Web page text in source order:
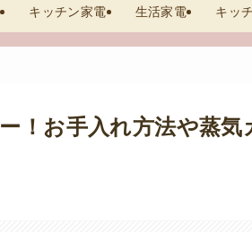
キッチン家電 生活家電 キッ
！お手入れ方法や蒸気